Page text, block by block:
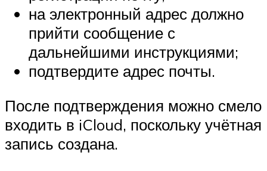
на электронный адрес должно
прийти сообщение с
дальнейшими инструкциями;
подтвердите адрес почты.
После подтверждения можно смело
входить в iCloud, поскольку учётная
запись создана.